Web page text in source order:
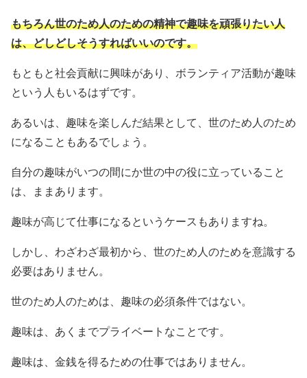
もちろん世のため人のための精神で趣味を頑張りたい人
は、どしどしそうすればいいのです。
もともと社会貢献に興味があり、ボランティア活動が趣味
という人もいるはずです。
あるいは、趣味を楽しんだ結果として、世のため人のため
になることもあるでしょう。
自分の趣味がいつの間にか世の中の役に立っていること
は、ままあります。
趣味が高じて仕事になるというケースもありますね。
しかし、わざわざ最初から、世のため人のためを意識する
必要はありません。
世のため人のためは、趣味の必須条件ではない。
趣味は、あくまでプライベートなことです。
趣味は、金銭を得るための仕事ではありません。